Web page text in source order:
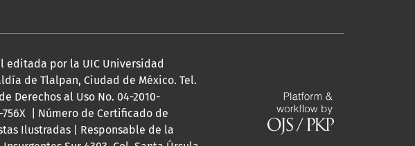
editada por la UIC Universidad
de Tlalpan, Ciudad de México. Tel.
Derechos al Uso No. 04-2010-
756X | Número de Certificado de
Ilustradas | Responsable de la